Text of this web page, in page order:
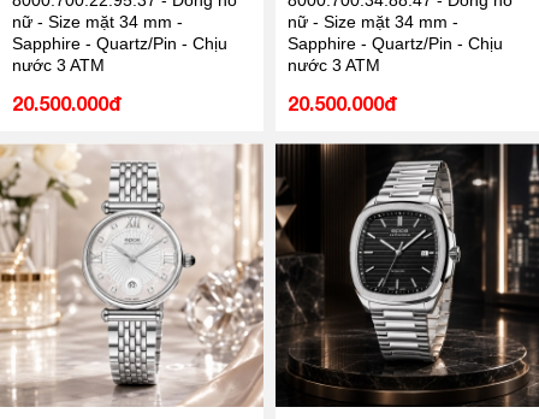
nữ - Size mặt 34 mm -
Sapphire - Quartz/Pin - Chịu
nước 3 ATM
20.500.000đ
nữ - Size mặt 34 mm -
Sapphire - Quartz/Pin - Chịu
nước 3 ATM
20.500.000đ